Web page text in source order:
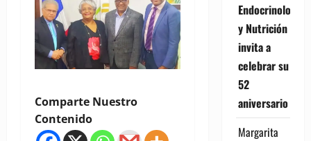
Comparte Nuestro
Contenido
Endocrinología
y Nutrición
invita a
celebrar su
52
aniversario
Margarita